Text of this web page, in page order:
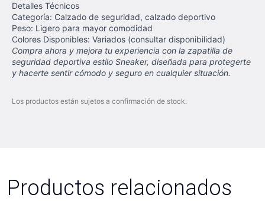
Detalles Técnicos
Categoría: Calzado de seguridad, calzado deportivo
Peso: Ligero para mayor comodidad
Colores Disponibles: Variados (consultar disponibilidad)
Compra ahora y mejora tu experiencia con la zapatilla de
seguridad deportiva estilo Sneaker, diseñada para protegerte
y hacerte sentir cómodo y seguro en cualquier situación.
Los productos están sujetos a confirmación de stock.
Productos relacionados